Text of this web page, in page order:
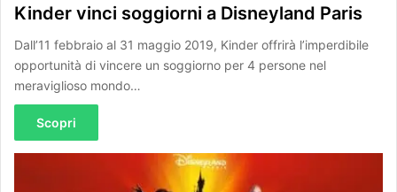
Kinder vinci soggiorni a Disneyland Paris
Dall’11 febbraio al 31 maggio 2019, Kinder offrirà l’imperdibile
opportunità di vincere un soggiorno per 4 persone nel
meraviglioso mondo…
Scopri